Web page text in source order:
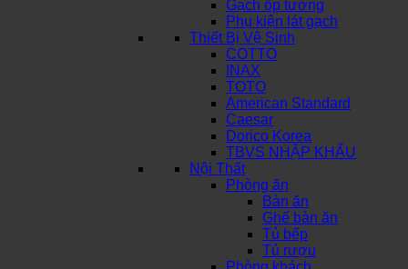
Gạch ốp tường
Phụ kiện lát gạch
Thiết Bị Vệ Sinh
COTTO
INAX
TOTO
American Standard
Caesar
Dorico Korea
TBVS NHẬP KHẨU
Nội Thất
Phòng ăn
Bàn ăn
Ghế bàn ăn
Tủ bếp
Tủ rượu